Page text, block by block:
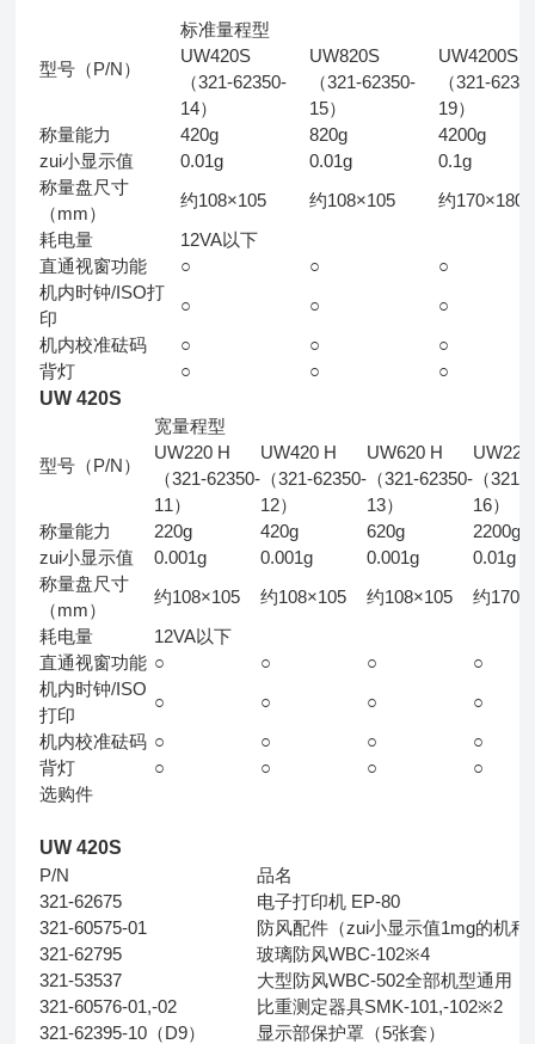
型号（P/N）
标准量程型
UW420S
UW820S
UW4200S
（321-62350-
14）
（321-62350-
15）
（321-
19）
称量能力
420g 820g
4200g
zui小显示值
0.01g 0.01g
0.1g
称量盘尺寸
（mm）
约108×105 约108×105
约170×180
耗电量
12VA以下
直通视窗功能
○ ○
○
机内时钟/ISO打
印
○ ○
○
机内校准砝码
○ ○
○
背灯
○ ○
○
UW 420S
型号（P/N）
宽量程型
UW220 H
UW420 H UW620 H
（321-62350-
11）
（321-62350-
12）
（321-62350-
13）
（321-
16）
称量能力
220g 420g 620g
2200g
zui小显示值
0.001g 0.001g 0.001g
0.01g
称量盘尺寸
（mm）
约108×105 约108×105 约108×105
约
耗电量
12VA以下
直通视窗功能 ○ ○ ○
○
机内时钟/ISO
打印
○ ○ ○
○
机内校准砝码 ○ ○ ○
○
背灯
○ ○ ○
○
选购件
UW 420S
P/N
品名
321-62675
电子打印机 EP-80
321-60575-01
防风配件（zui小显示值1mg的机
321-62795
玻璃防风WBC-102※4
321-53537
大型防风WBC-502全部机型通用
321-60576-01,-02
比重测定器具SMK-101,-102※2
321-62395-10（D9）
显示部保护罩（5张套）